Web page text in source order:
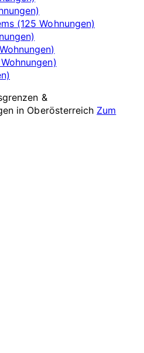
(125 Wohnungen)
&
in Oberösterreich Zum